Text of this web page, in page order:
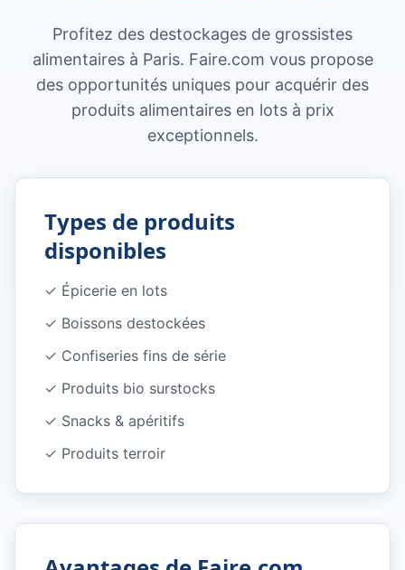
Profitez des destockages de grossistes
alimentaires à Paris. Faire.com vous propose
des opportunités uniques pour acquérir des
produits alimentaires en lots à prix
exceptionnels.
Types de produits
disponibles
✓ Épicerie en lots
✓ Boissons destockées
✓ Confiseries fins de série
✓ Produits bio surstocks
✓ Snacks & apéritifs
✓ Produits terroir